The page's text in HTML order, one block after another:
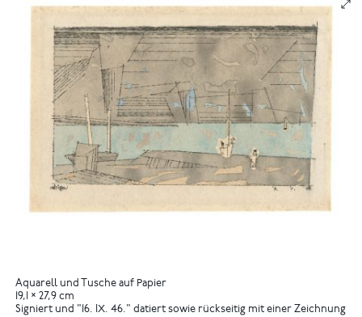
Aquarell und Tusche auf Papier
19,1 × 27,9 cm
Signiert und "16. IX. 46." datiert sowie rückseitig mit einer Zeichnung